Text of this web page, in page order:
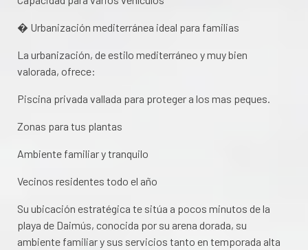
� Urbanización mediterránea ideal para familias
La urbanización, de estilo mediterráneo y muy bien
valorada, ofrece:
Piscina privada vallada para proteger a los mas peques.
Zonas para tus plantas
Ambiente familiar y tranquilo
Vecinos residentes todo el año
Su ubicación estratégica te sitúa a pocos minutos de la
playa de Daimús, conocida por su arena dorada, su
ambiente familiar y sus servicios tanto en temporada alta